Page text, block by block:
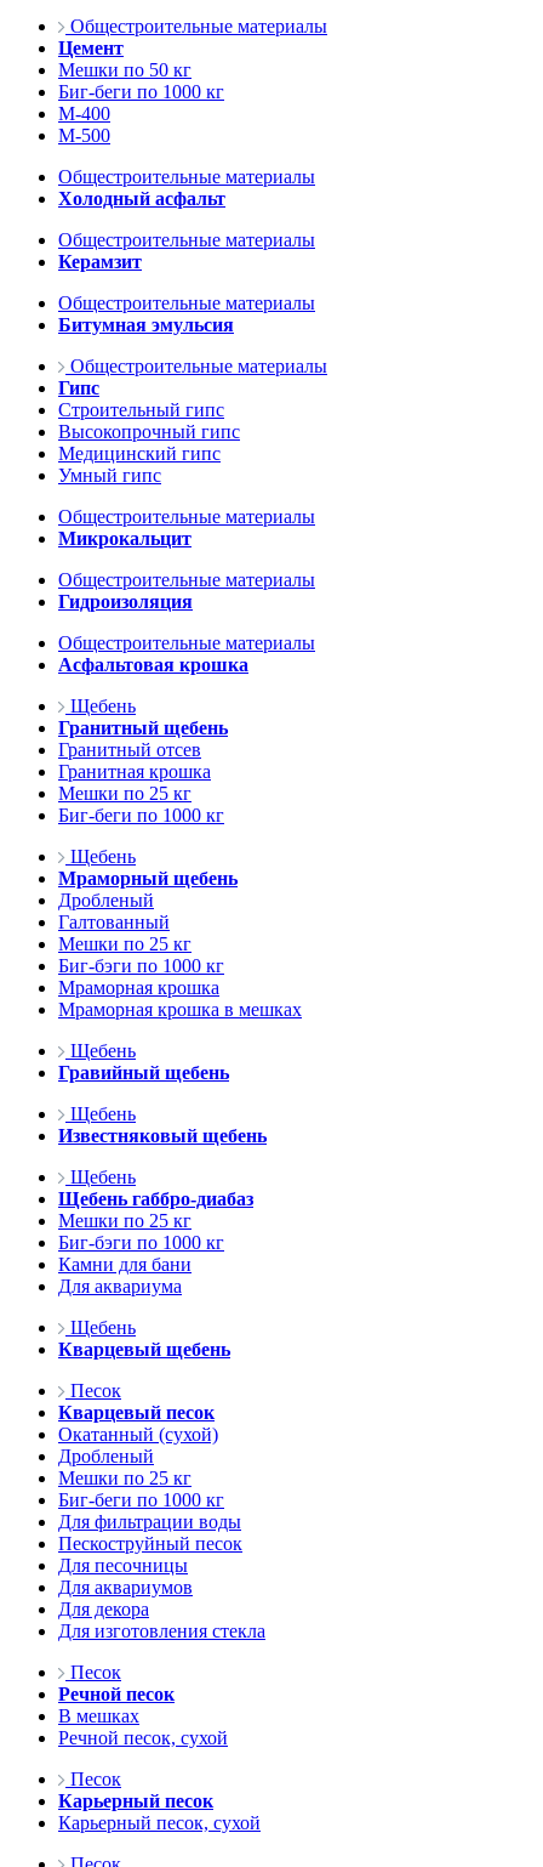
Общестроительные материалы
Цемент
Мешки по 50 кг
Биг-беги по 1000 кг
М-400
М-500
Общестроительные материалы
Холодный асфальт
Общестроительные материалы
Керамзит
Общестроительные материалы
Битумная эмульсия
Общестроительные материалы
Гипс
Строительный гипс
Высокопрочный гипс
Медицинский гипс
Умный гипс
Общестроительные материалы
Микрокальцит
Общестроительные материалы
Гидроизоляция
Общестроительные материалы
Асфальтовая крошка
Щебень
Гранитный щебень
Гранитный отсев
Гранитная крошка
Мешки по 25 кг
Биг-беги по 1000 кг
Щебень
Мраморный щебень
Дробленый
Галтованный
Мешки по 25 кг
Биг-бэги по 1000 кг
Мраморная крошка
Мраморная крошка в мешках
Щебень
Гравийный щебень
Щебень
Известняковый щебень
Щебень
Щебень габбро-диабаз
Мешки по 25 кг
Биг-бэги по 1000 кг
Камни для бани
Для аквариума
Щебень
Кварцевый щебень
Песок
Кварцевый песок
Окатанный (сухой)
Дробленый
Мешки по 25 кг
Биг-беги по 1000 кг
Для фильтрации воды
Пескоструйный песок
Для песочницы
Для аквариумов
Для декора
Для изготовления стекла
Песок
Речной песок
В мешках
Речной песок, сухой
Песок
Карьерный песок
Карьерный песок, сухой